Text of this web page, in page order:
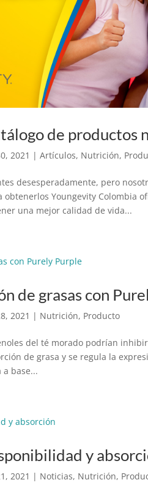
de productos
2021 |Artículos, Nutrición,
desesperadamente, pero
Youngevity Colombia
una mejor calidad de vida...
de grasas con
2021 | Nutrición, Producto
del té morado podrían
de grasa y se regula la
base...
y
2021 | Noticias, Nutrición,